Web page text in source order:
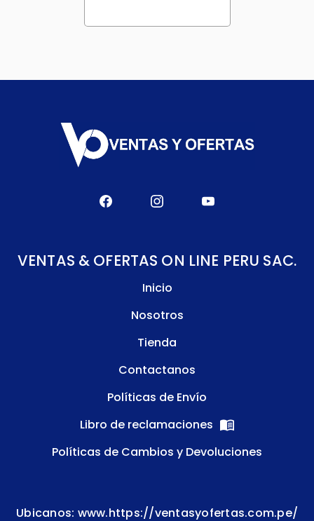
VENTAS & OFERTAS ON LINE PERU SAC.
Inicio
Nosotros
Tienda
Contactanos
Políticas de Envío
Libro de reclamaciones
Políticas de Cambios y Devoluciones
Ubicanos: www.https://ventasyofertas.com.pe/